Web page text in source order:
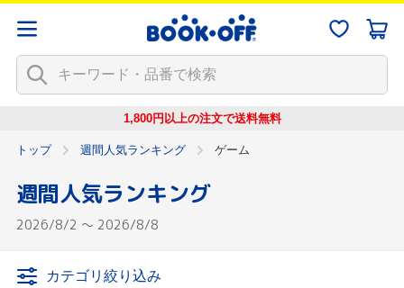
1,800円以上の注文で送料無料
トップ 週間人気ランキング ゲーム
週間人気ランキング
2026/8/2 ～ 2026/8/8
カテゴリ絞り込み